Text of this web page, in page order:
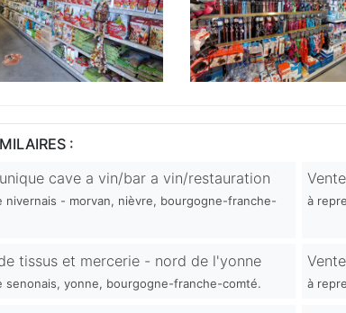
:
cave a vin/bar a vin/restauration
nivernais - morvan, nièvre, bourgogne-franche-
à
tissus et mercerie - nord de l'yonne
senonais, yonne, bourgogne-franche-comté. à